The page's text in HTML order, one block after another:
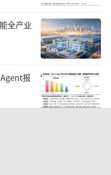
不涉及金额和支付安
前的协议进行。方盛
具体金额，仅说明交
审批权限范围内。
企竞争激烈，单靠香
盈利，不少中小药企
全产业
报